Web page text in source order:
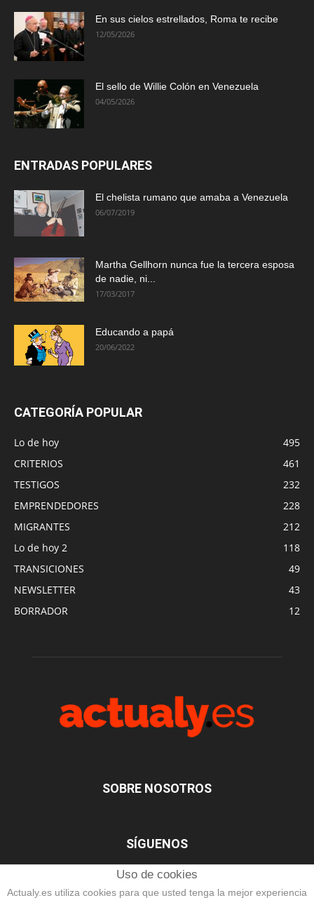
En sus cielos estrellados, Roma te recibe
12/05/2026
El sello de Willie Colón en Venezuela
04/05/2026
ENTRADAS POPULARES
El chelista rumano que amaba a Venezuela
06/07/2019
Martha Gellhorn nunca fue la tercera esposa
de nadie, ni...
17/03/2017
Educando a papá
20/06/2022
CATEGORÍA POPULAR
Lo de hoy
495
CRITERIOS
461
TESTIGOS
232
EMPRENDEDORES
228
MIGRANTES
212
Lo de hoy 2
118
TRANSICIONES
49
NEWSLETTER
43
BORRADOR
12
SOBRE NOSOTROS
SÍGUENOS
Uso de cookies
Actualy.es utiliza cookies para que usted tenga la mejor experiencia